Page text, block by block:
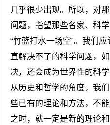
几乎很少出现。所以，对
问题，指望那些名家、科
“竹篮打水一场空”。我们
直解决不了的科学问题，
决，还会成为世界性的科学
从历史和哲学的角度，我
些已有的理论和方法，不
之时，就一定是新的理论